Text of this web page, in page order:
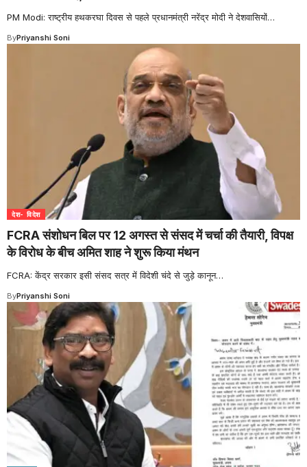
PM Modi: राष्ट्रीय हथकरघा दिवस से पहले प्रधानमंत्री नरेंद्र मोदी ने देशवासियों…
ByPriyanshi Soni
देश- विदेश
FCRA संशोधन बिल पर 12 अगस्त से संसद में चर्चा की तैयारी, विपक्ष
के विरोध के बीच अमित शाह ने शुरू किया मंथन
FCRA: केंद्र सरकार इसी संसद सत्र में विदेशी चंदे से जुड़े कानून…
ByPriyanshi Soni